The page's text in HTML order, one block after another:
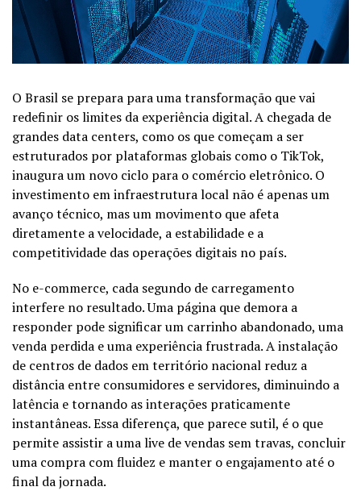
O Brasil se prepara para uma transformação que vai
redefinir os limites da experiência digital. A chegada de
grandes data centers, como os que começam a ser
estruturados por plataformas globais como o TikTok,
inaugura um novo ciclo para o comércio eletrônico. O
investimento em infraestrutura local não é apenas um
avanço técnico, mas um movimento que afeta
diretamente a velocidade, a estabilidade e a
competitividade das operações digitais no país.
No e-commerce, cada segundo de carregamento
interfere no resultado. Uma página que demora a
responder pode significar um carrinho abandonado, uma
venda perdida e uma experiência frustrada. A instalação
de centros de dados em território nacional reduz a
distância entre consumidores e servidores, diminuindo a
latência e tornando as interações praticamente
instantâneas. Essa diferença, que parece sutil, é o que
permite assistir a uma live de vendas sem travas, concluir
uma compra com fluidez e manter o engajamento até o
final da jornada.